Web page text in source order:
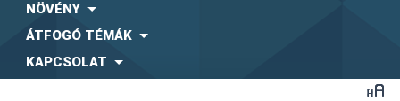
NÖVÉNY
ÁTFOGÓ TÉMÁK
KAPCSOLAT